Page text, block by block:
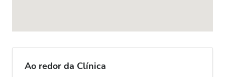
Ao redor da Clínica